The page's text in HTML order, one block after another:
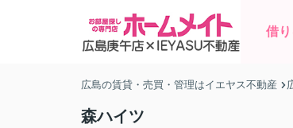
借
広島の賃貸・売買・管理はイエヤス不動産
森ハイツ